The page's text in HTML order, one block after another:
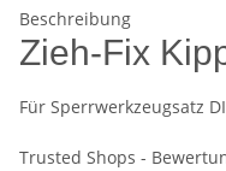
Beschreibung
Zieh-Fix
Für Sperrwerkzeugsatz
Trusted Shops -